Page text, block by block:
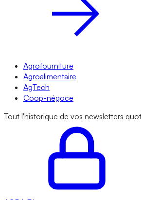
Agrofourniture
Agroalimentaire
AgTech
Coop-négoce
Tout l'historique de vos newsletters